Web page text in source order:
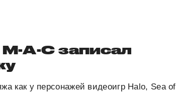
записал
как у персонажей видеоигр Halo, Sea of